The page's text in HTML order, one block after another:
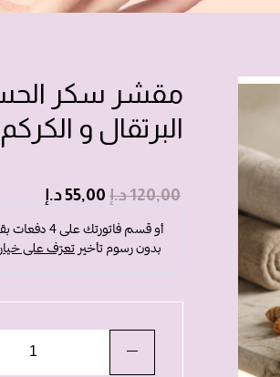
مقشر سكر
البرتقال و الكركم
120,00د.إ 55,00د.إ